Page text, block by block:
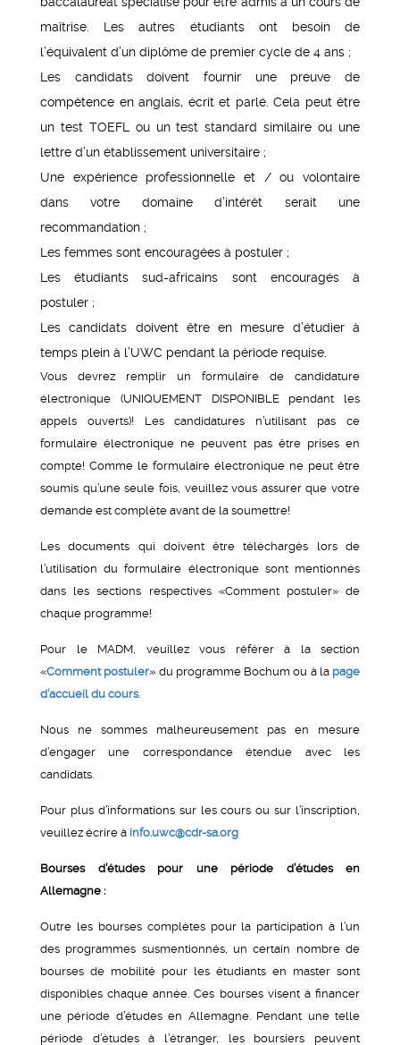
maîtrise. Les autres étudiants ont besoin de
l’équivalent d’un diplôme de premier cycle de 4 ans ;
Les candidats doivent fournir une preuve de
compétence en anglais, écrit et parlé. Cela peut être
un test TOEFL ou un test standard similaire ou une
lettre d’un établissement universitaire ;
Une expérience professionnelle et / ou volontaire
dans votre domaine d’intérêt serait une
recommandation ;
Les femmes sont encouragées à postuler ;
Les étudiants sud-africains sont encouragés à
postuler ;
Les candidats doivent être en mesure d’étudier à
temps plein à l’UWC pendant la période requise.
Vous devrez remplir un formulaire de candidature
électronique (UNIQUEMENT DISPONIBLE pendant les
appels ouverts)! Les candidatures n’utilisant pas ce
formulaire électronique ne peuvent pas être prises en
compte! Comme le formulaire électronique ne peut être
soumis qu’une seule fois, veuillez vous assurer que votre
demande est complète avant de la soumettre!
Les documents qui doivent être téléchargés lors de
l’utilisation du formulaire électronique sont mentionnés
dans les sections respectives «Comment postuler» de
chaque programme!
Pour le MADM, veuillez vous référer à la section
«Comment postuler» du programme Bochum ou à la page
d’accueil du cours.
Nous ne sommes malheureusement pas en mesure
d’engager une correspondance étendue avec les
candidats.
Pour plus d’informations sur les cours ou sur l’inscription,
veuillez écrire à info.uwc@cdr-sa.org
Bourses d’études pour une période d’études en
Allemagne :
Outre les bourses complètes pour la participation à l’un
des programmes susmentionnés, un certain nombre de
bourses de mobilité pour les étudiants en master sont
disponibles chaque année. Ces bourses visent à financer
une période d’études en Allemagne. Pendant une telle
période d’études à l’étranger, les boursiers peuvent